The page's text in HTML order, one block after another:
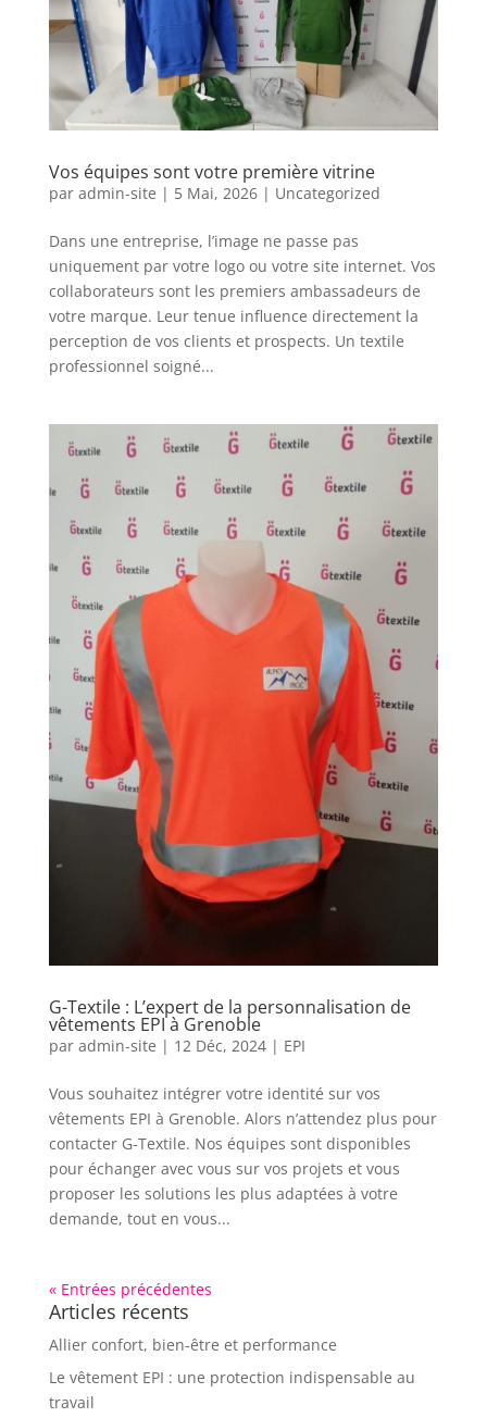
Vos équipes sont votre première vitrine
par admin-site | 5 Mai, 2026| Uncategorized
Dans une entreprise, l’image ne passe pas
uniquement par votre logo ou votre site internet. Vos
collaborateurs sont les premiers ambassadeurs de
votre marque. Leur tenue influence directement la
perception de vos clients et prospects. Un textile
professionnel soigné...
G-Textile : L’expert de la personnalisation de
vêtements EPI à Grenoble
par admin-site | 12 Déc, 2024| EPI
Vous souhaitez intégrer votre identité sur vos
vêtements EPI à Grenoble. Alors n’attendez plus pour
contacter G-Textile. Nos équipes sont disponibles
pour échanger avec vous sur vos projets et vous
proposer les solutions les plus adaptées à votre
demande, tout en vous...
« Entrées précédentes
Articles récents
Allier confort, bien-être et performance
Le vêtement EPI : une protection indispensable au
travail